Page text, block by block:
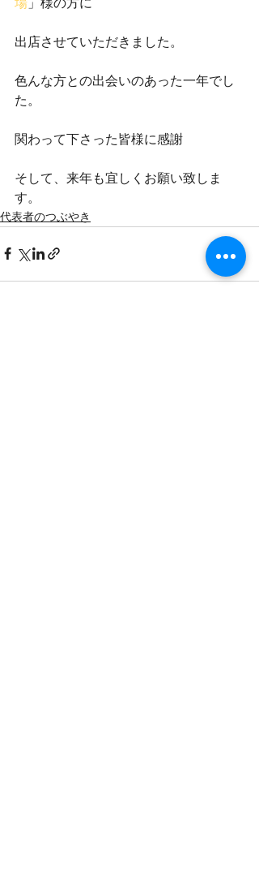
場」様の方に
出店させていただきました。
色んな方との出会いのあった一年でし
た。
関わって下さった皆様に感謝
そして、来年も宜しくお願い致しま
す。
代表者のつぶやき